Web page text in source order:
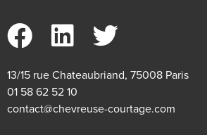
13/15 rue Chateaubriand, 75008 Paris
01 58 62 52 10
contact@chevreuse-courtage.com